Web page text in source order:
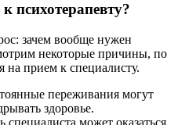
психотерапевту?
зачем вообще нужен
некоторые причины, по
на прием к специалисту.
переживания могут
здоровье.
специалиста может оказаться